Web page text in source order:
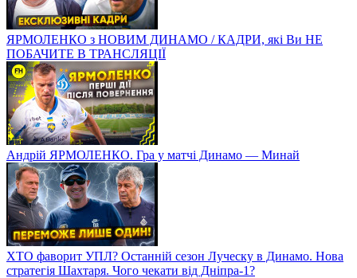
ЯРМОЛЕНКО з НОВИМ ДИНАМО / КАДРИ, які Ви НЕ
ПОБАЧИТЕ В ТРАНСЛЯЦІЇ
Андрій ЯРМОЛЕНКО. Гра у матчі Динамо — Минай
ХТО фаворит УПЛ? Останній сезон Луческу в Динамо. Нова
стратегія Шахтаря. Чого чекати від Дніпра-1?